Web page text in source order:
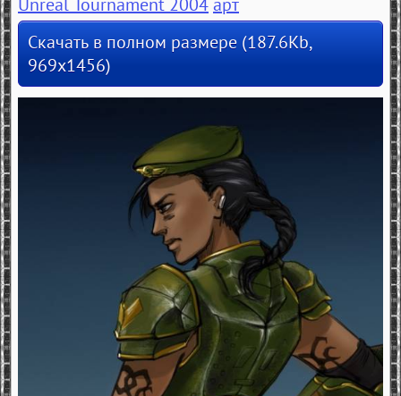
Скачать в полном размере (187.6Kb,
969x1456)